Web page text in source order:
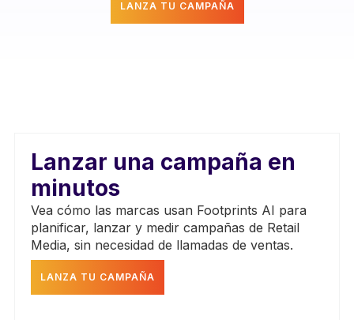
LANZA TU CAMPAÑA
Lanzar una campaña en
minutos
Vea cómo las marcas usan Footprints AI para
planificar, lanzar y medir campañas de Retail
Media, sin necesidad de llamadas de ventas.
LANZA TU CAMPAÑA